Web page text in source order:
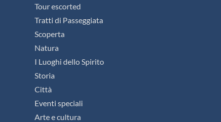
Tour escorted
Tratti di Passeggiata
Scoperta
Natura
I Luoghi dello Spirito
Storia
Città
Eventi speciali
Arte e cultura